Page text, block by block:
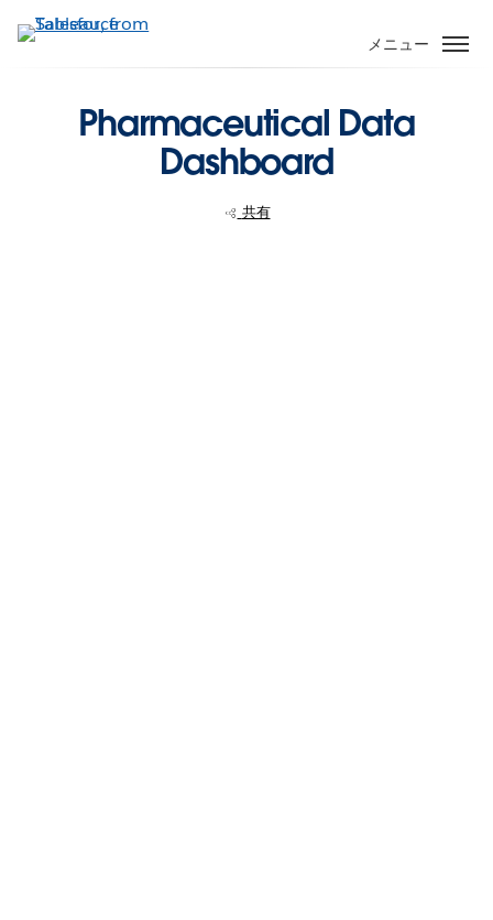
イ
メニュー
Pharmaceutical Data
Dashboard
共有